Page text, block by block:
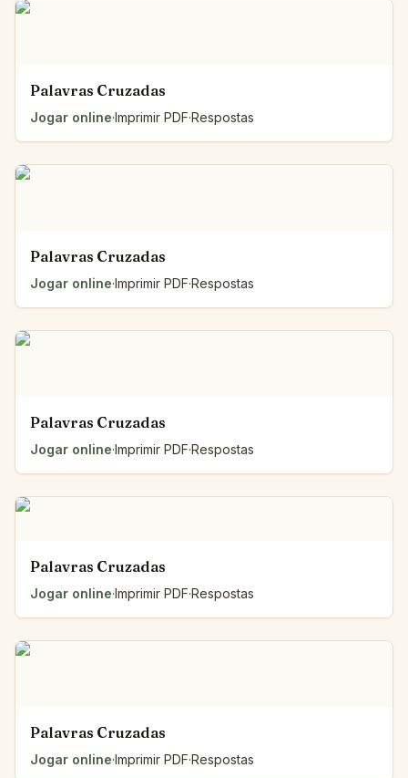
Palavras Cruzadas
Jogar online·Imprimir PDF·Respostas
Palavras Cruzadas
Jogar online·Imprimir PDF·Respostas
Palavras Cruzadas
Jogar online·Imprimir PDF·Respostas
Palavras Cruzadas
Jogar online·Imprimir PDF·Respostas
Palavras Cruzadas
Jogar online·Imprimir PDF·Respostas